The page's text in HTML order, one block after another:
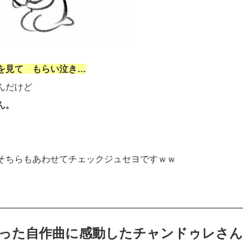
見て もらい泣き…
だけど
らもあわせてチェックジュセヨですｗｗ
た自作曲に感動したチャンドゥレさん